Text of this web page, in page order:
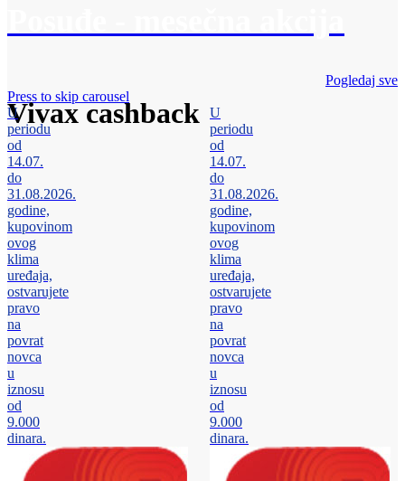
Vivax cashback
Pogledaj sve
Press to skip carousel
U
periodu
od
14.07.
do
31.08.2026.
godine,
kupovinom
ovog
klima
uređaja,
ostvarujete
pravo
na
povrat
novca
u
iznosu
od
9.000
dinara.
U
periodu
od
14.07.
do
31.08.2026.
godine,
kupovinom
ovog
klima
uređaja,
ostvarujete
pravo
na
povrat
novca
u
iznosu
od
9.000
dinara.